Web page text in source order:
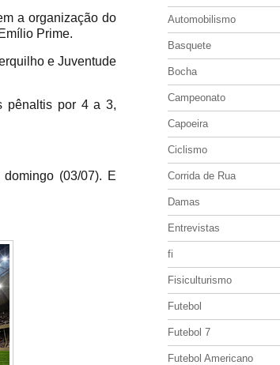
a organização do
Prime.
e Juventude
pênaltis por 4 a 3,
(03/07). E
Automobilismo
Basquete
Bocha
Campeonato
Capoeira
Ciclismo
Corrida de Rua
Damas
Entrevistas
fi
Fisiculturismo
Futebol
Futebol 7
Futebol Americano